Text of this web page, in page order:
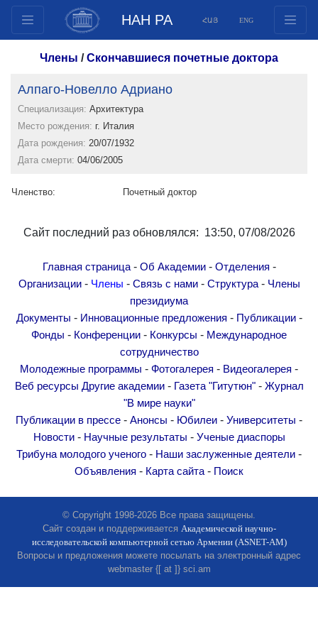
НАН РА ՀԱՅ ENG
Документы
Инновационные предложения
Публикации
Фонды
Конкурсы
Молодежные программы
Фотогалерея
Видеогалерея
Другие академии
Журнал "В мире науки"
Публикации в прессе
Юбилеи
Университеты
Научные результаты
Ученые диаспоры
Трибуна молодого ученого
Наши заслуженные деятели
Члены /Скончавшиеся почетные доктора
Алпаго-Новелло Адриано
Специализация: Архитектура
Место рождения: г. Италия
Дата рождения: 20/07/1932
Дата смерти: 04/06/2005
Членство: Почетный доктор
Сайт последний раз обновлялся: 13:50, 07/08/2026
Главная страница- Об Академии- Отделения -
Организации- Члены - Связь с нами- Структура- Члены
президиума
Документы - Инновационные предложения - Публикации-
Фонды - Конференции - Конкурсы - Международное
сотрудничество
Молодежные программы - Фотогалерея - Видеогалерея -
Веб ресурсы Другие академии- Газета "Гитутюн"- Журнал
"В мире науки"
Публикации в прессе - Анонсы - Юбилеи - Университеты -
Новости- Научные результаты - Ученые диаспоры
Трибуна молодого ученого - Наши заслуженные деятели -
Объявления - Карта сайта - Поиск
© Copyright 1998-2026 Все права защищены.
Сайт создан и поддерживается Академической научно-
исследовательской компьютерной сетью Армении (ASNET-AM)
Вопросы и предложения можете посылать на электронный адрес
webmaster {[ at ]} sci.am